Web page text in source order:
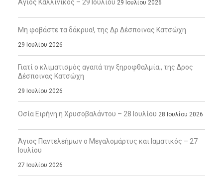
Άγιος Καλλίνικος – 29 Ιουλίου 29 Ιουλίου 2026
Μη φοβάστε τα δάκρυα!, της Δρ Δέσποινας Κατσώχη
29 Ιουλίου 2026
Γιατί ο κλιματισμός αγαπά την ξηροφθαλμία;, της Δρος
Δέσποινας Κατσώχη
29 Ιουλίου 2026
Οσία Ειρήνη η Χρυσοβαλάντου – 28 Ιουλίου 28 Ιουλίου 2026
Άγιος Παντελεήμων ο Μεγαλομάρτυς και Ιαματικός – 27
Ιουλίου
27 Ιουλίου 2026